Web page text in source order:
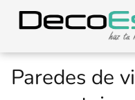
Paredes de